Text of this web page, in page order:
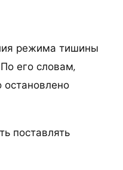
режима тишины
его словам,
остановлено
поставлять